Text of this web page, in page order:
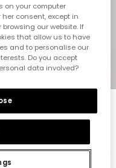
5 6
on your computer
consent, except in
our website. If
that allow us to have
and to personalise our
Do you accept
data involved?